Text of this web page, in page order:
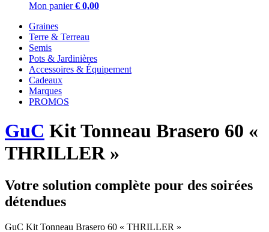
Mon panier € 0,00
Graines
Terre & Terreau
Semis
Pots & Jardinières
Accessoires & Équipement
Cadeaux
Marques
PROMOS
GuC Kit Tonneau Brasero 60 «
THRILLER »
Votre solution complète pour des soirées
détendues
GuC Kit Tonneau Brasero 60 « THRILLER »